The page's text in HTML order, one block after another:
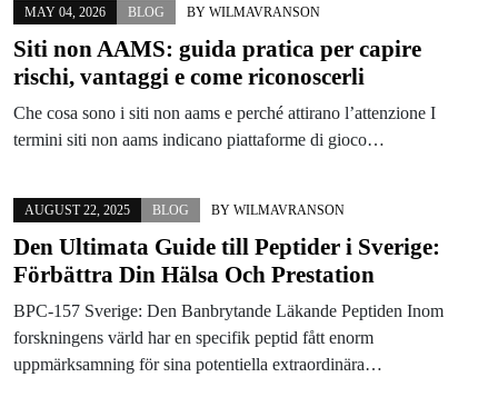
MAY 04, 2026 BLOG BY WILMAVRANSON
Siti non AAMS: guida pratica per capire
rischi, vantaggi e come riconoscerli
Che cosa sono i siti non aams e perché attirano l’attenzione I
termini siti non aams indicano piattaforme di gioco…
AUGUST 22, 2025 BLOG BY WILMAVRANSON
Den Ultimata Guide till Peptider i Sverige:
Förbättra Din Hälsa Och Prestation
BPC-157 Sverige: Den Banbrytande Läkande Peptiden Inom
forskningens värld har en specifik peptid fått enorm
uppmärksamning för sina potentiella extraordinära…